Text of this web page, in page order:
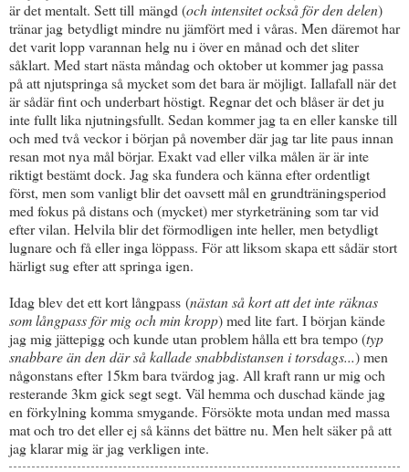
är det mentalt. Sett till mängd (och intensitet också för den delen)
tränar jag betydligt mindre nu jämfört med i våras. Men däremot har
det varit lopp varannan helg nu i över en månad och det sliter
såklart. Med start nästa måndag och oktober ut kommer jag passa
på att njutspringa så mycket som det bara är möjligt. Iallafall när det
är sådär fint och underbart höstigt. Regnar det och blåser är det ju
inte fullt lika njutningsfullt. Sedan kommer jag ta en eller kanske till
och med två veckor i början på november där jag tar lite paus innan
resan mot nya mål börjar. Exakt vad eller vilka målen är är inte
riktigt bestämt dock. Jag ska fundera och känna efter ordentligt
först, men som vanligt blir det oavsett mål en grundträningsperiod
med fokus på distans och (mycket) mer styrketräning som tar vid
efter vilan. Helvila blir det förmodligen inte heller, men betydligt
lugnare och få eller inga löppass. För att liksom skapa ett sådär stort
härligt sug efter att springa igen.
Idag blev det ett kort långpass (nästan så kort att det inte räknas
som långpass för mig och min kropp) med lite fart. I början kände
jag mig jättepigg och kunde utan problem hålla ett bra tempo (typ
snabbare än den där så kallade snabbdistansen i torsdags...) men
någonstans efter 15km bara tvärdog jag. All kraft rann ur mig och
resterande 3km gick segt segt. Väl hemma och duschad kände jag
en förkylning komma smygande. Försökte mota undan med massa
mat och tro det eller ej så känns det bättre nu. Men helt säker på att
jag klarar mig är jag verkligen inte.